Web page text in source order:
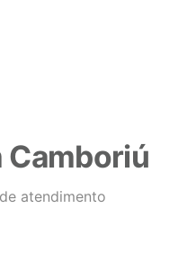
Camboriú
atendimento